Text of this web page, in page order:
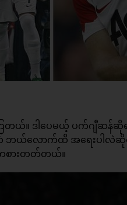
။ ဒါပေမယ့် ပက်ဂျီဆန်ဆိုရ
ဘယ်လောက်ထိ အရေးပါ
ကစားတတ်တယ်။